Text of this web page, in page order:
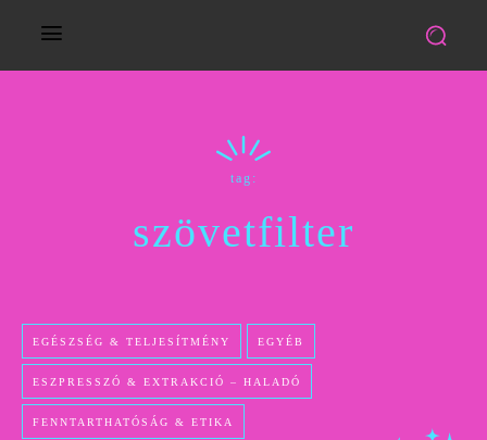
tag:
szövetfilter
EGÉSZSÉG & TELJESÍTMÉNY EGYÉB
ESZPRESSZÓ & EXTRAKCIÓ – HALADÓ
FENNTARTHATÓSÁG & ETIKA